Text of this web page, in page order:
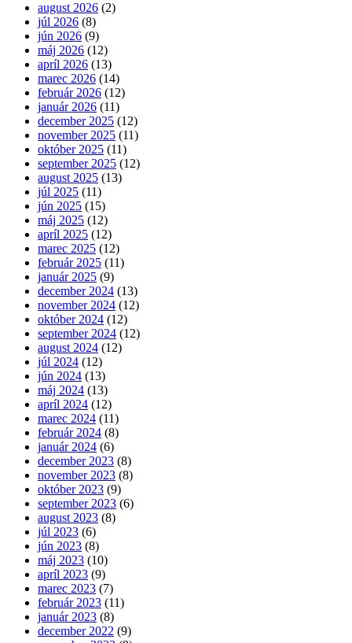
august 2026 (2)
júl 2026 (8)
jún 2026 (9)
máj 2026 (12)
apríl 2026 (13)
marec 2026 (14)
február 2026 (12)
január 2026 (11)
december 2025 (12)
november 2025 (11)
október 2025 (11)
september 2025 (12)
august 2025 (13)
júl 2025 (11)
jún 2025 (15)
máj 2025 (12)
apríl 2025 (12)
marec 2025 (12)
február 2025 (11)
január 2025 (9)
december 2024 (13)
november 2024 (12)
október 2024 (12)
september 2024 (12)
august 2024 (12)
júl 2024 (12)
jún 2024 (13)
máj 2024 (13)
apríl 2024 (12)
marec 2024 (11)
február 2024 (8)
január 2024 (6)
december 2023 (8)
november 2023 (8)
október 2023 (9)
september 2023 (6)
august 2023 (8)
júl 2023 (6)
jún 2023 (8)
máj 2023 (10)
apríl 2023 (9)
marec 2023 (7)
február 2023 (11)
január 2023 (8)
december 2022 (9)